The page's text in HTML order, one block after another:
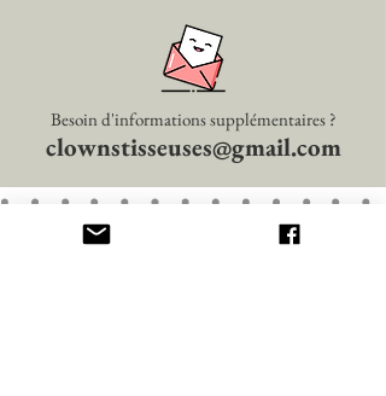
Besoin d'informations supplémentaires ?
clownstisseuses@gmail.com